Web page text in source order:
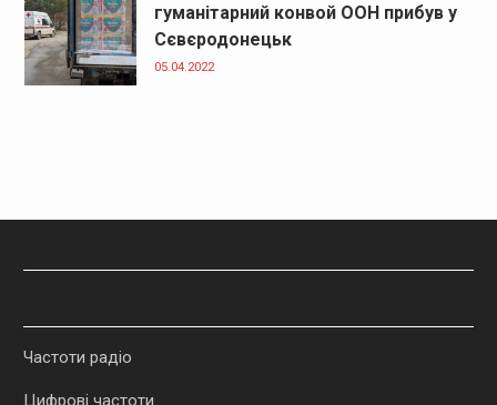
гуманітарний конвой ООН прибув у
Сєвєродонецьк
05.04.2022
Частоти радіо
Цифрові частоти